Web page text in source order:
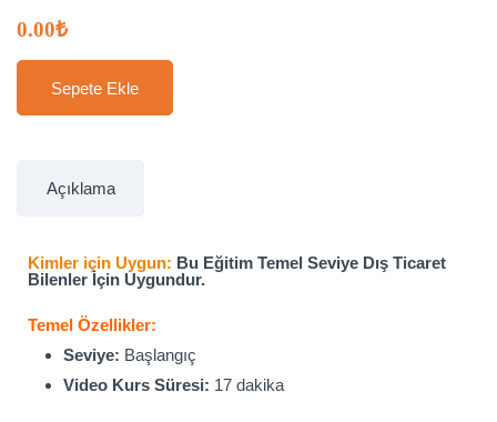
0.00₺
Sepete Ekle
Açıklama
Kimler için Uygun: Bu Eğitim Temel Seviye Dış Ticaret
Bilenler İçin Uygundur.
Temel Özellikler:
Seviye: Başlangıç
Video Kurs Süresi: 17 dakika